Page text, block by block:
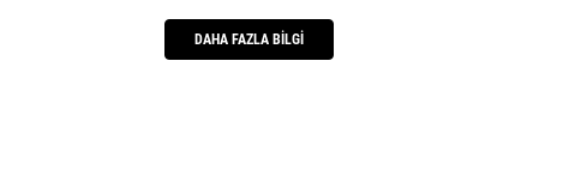
DAHA FAZLA BİLGİ